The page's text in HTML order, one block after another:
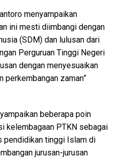
menyampaikan
ini mesti diimbangi dengan
(SDM) dan lulusan dari
Perguruan Tinggi Negeri
dengan menyesuaikan
perkembangan zaman”
beberapa poin
kelembagaan PTKN sebagai
pendidikan tinggi Islam di
jurusan-jurusan